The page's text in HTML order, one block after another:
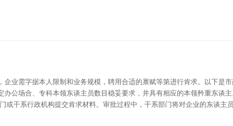
业需字据本人限制和业务规模，聘用合适的禀赋等第进行肯求。以下是
公场合、专科本领东谈主员数目稳妥要求，并具有相应的本领矜重东谈
或干系行政机构提交肯求材料。审批过程中，干系部门将对企业的东谈主